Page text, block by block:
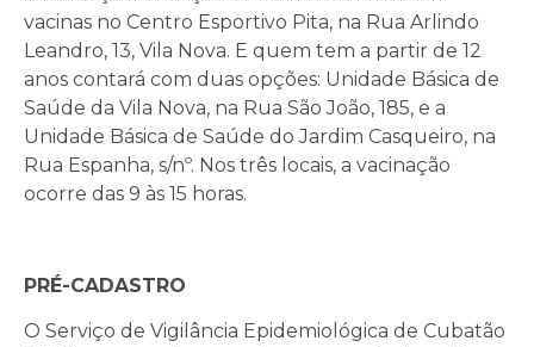
vacinas no Centro Esportivo Pita, na Rua Arlindo
Leandro, 13, Vila Nova. E quem tem a partir de 12
anos contará com duas opções: Unidade Básica de
Saúde da Vila Nova, na Rua São João, 185, e a
Unidade Básica de Saúde do Jardim Casqueiro, na
Rua Espanha, s/nº. Nos três locais, a vacinação
ocorre das 9 às 15 horas.
PRÉ-CADASTRO
O Serviço de Vigilância Epidemiológica de Cubatão